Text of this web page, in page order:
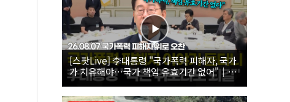
[스팟Live] 李대통령 "국가폭력 피해자, 국가
가 치유해야…국가 책임 유효기간 없어"｜
26.08.07 국가폭력 피해자 위로 오찬